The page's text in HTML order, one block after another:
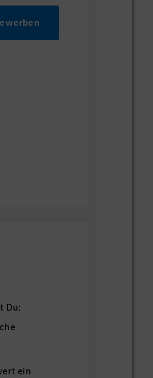
Du:
ein